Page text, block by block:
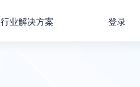
行业解决方案 登录